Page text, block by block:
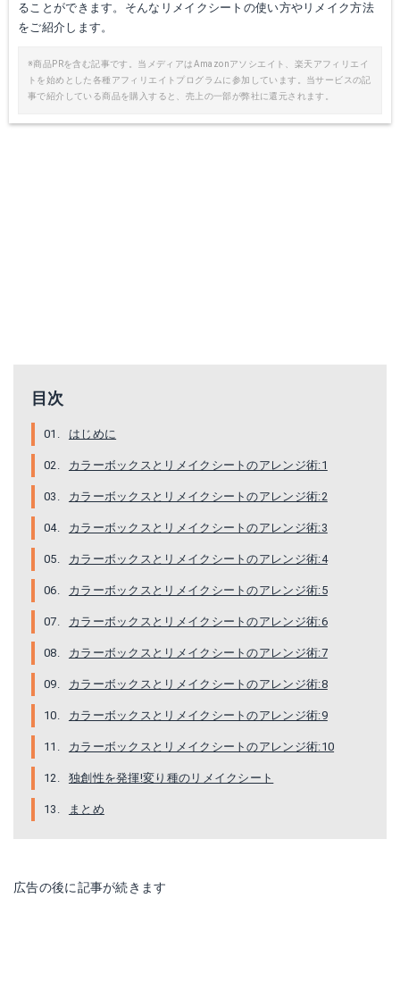
ることができます。そんなリメイクシートの使い方やリメイク方法
をご紹介します。
※商品PRを含む記事です。当メディアはAmazonアソシエイト、楽天アフィリエイ
トを始めとした各種アフィリエイトプログラムに参加しています。当サービスの記
事で紹介している商品を購入すると、売上の一部が弊社に還元されます。
目次
はじめに
カラーボックスとリメイクシートのアレンジ術:1
カラーボックスとリメイクシートのアレンジ術:2
カラーボックスとリメイクシートのアレンジ術:3
カラーボックスとリメイクシートのアレンジ術:4
カラーボックスとリメイクシートのアレンジ術:5
カラーボックスとリメイクシートのアレンジ術:6
カラーボックスとリメイクシートのアレンジ術:7
カラーボックスとリメイクシートのアレンジ術:8
カラーボックスとリメイクシートのアレンジ術:9
カラーボックスとリメイクシートのアレンジ術:10
独創性を発揮!変り種のリメイクシート
まとめ
広告の後に記事が続きます